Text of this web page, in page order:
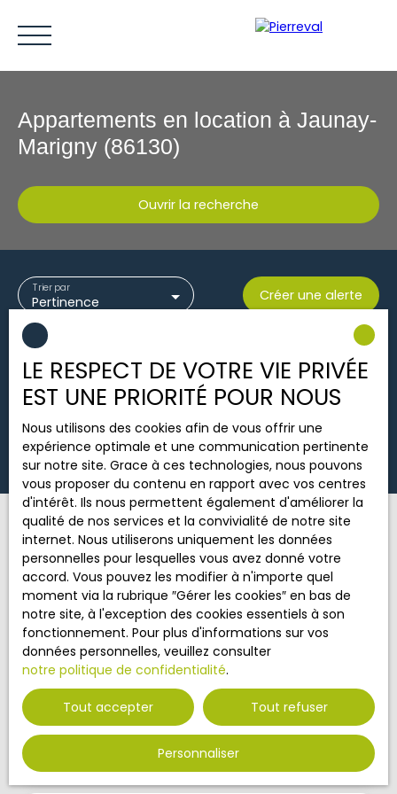
Être rappelé
Appartements en location à Jaunay-
Marigny (86130)
Ouvrir la recherche
Location
Type d'offre
Appartement
Type de bien
Jaunay-Marigny (86130)
Localisation
Loyer max (€/mois)
Surface min (m²)
Rechercher
Pertinence
Trier par Créer une alerte
Aucun résultat
Vous ne trouvez pas
le bien de vos rêves ?
Ne manquez plus aucun bien correspondant à votre
recherche en vous inscrivant à notre alerte mail !
Prénom Nom
Email
Location
LE RESPECT DE VOTRE VIE PRIVÉE
EST UNE PRIORITÉ POUR NOUS
Nous utilisons des cookies afin de vous offrir une
expérience optimale et une communication pertinente
sur notre site. Grace à ces technologies, nous pouvons
vous proposer du contenu en rapport avec vos centres
d'intérêt. Ils nous permettent également d'améliorer la
qualité de nos services et la convivialité de notre site
internet. Nous utiliserons uniquement les données
personnelles pour lesquelles vous avez donné votre
accord. Vous pouvez les modifier à n'importe quel
moment via la rubrique ″Gérer les cookies″ en bas de
notre site, à l'exception des cookies essentiels à son
fonctionnement. Pour plus d'informations sur vos
données personnelles, veuillez consulter
notre politique de confidentialité.
Tout accepter Tout refuser
Personnaliser